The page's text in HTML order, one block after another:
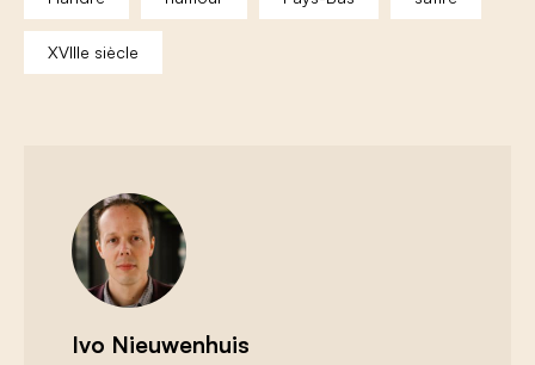
XVIIIe siècle
Ivo Nieuwenhuis